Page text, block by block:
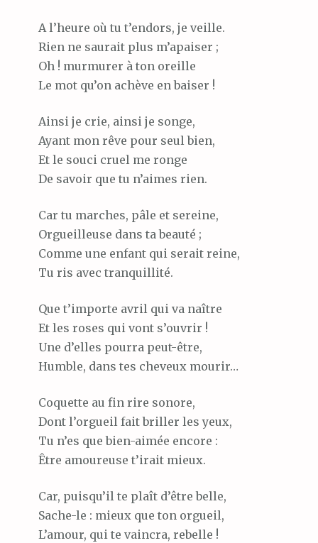
A l’heure où tu t’endors, je veille.
Rien ne saurait plus m’apaiser ;
Oh ! murmurer à ton oreille
Le mot qu’on achève en baiser !
Ainsi je crie, ainsi je songe,
Ayant mon rêve pour seul bien,
Et le souci cruel me ronge
De savoir que tu n’aimes rien.
Car tu marches, pâle et sereine,
Orgueilleuse dans ta beauté ;
Comme une enfant qui serait reine,
Tu ris avec tranquillité.
Que t’importe avril qui va naître
Et les roses qui vont s’ouvrir !
Une d’elles pourra peut-être,
Humble, dans tes cheveux mourir…
Coquette au fin rire sonore,
Dont l’orgueil fait briller les yeux,
Tu n’es que bien-aimée encore :
Être amoureuse t’irait mieux.
Car, puisqu’il te plaît d’être belle,
Sache-le : mieux que ton orgueil,
L’amour, qui te vaincra, rebelle !